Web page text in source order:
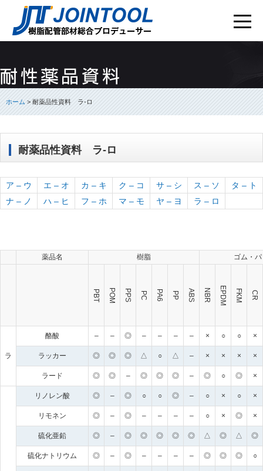
ホーム> 耐薬品性資料 ラ-ロ
耐薬品性資料 ラ-ロ
ア – ウ エ – オ カ – キ ク – コ サ – シ ス – ソ
タ – ト
ナ – ノ
ハ – ヒ フ – ホ マ – モ ヤ – ヨ ラ – ロ
薬品名 樹脂 ゴム・
PBT POM PPS PC PA6 PP ABS NBR EPDM FKM CR
ラ
酪酸 – – ◎ – – – – × ○ ○ ×
ラッカー ◎ ◎ ◎ △ ○ △ – × × × ×
ラード ◎ ◎ – ◎ ◎ ◎ – ◎ ○ ◎ ×
リノレン酸 ◎ – ◎ ○ ○ ◎ – ○ × ○ ×
リモネン ◎ – ◎ – – – – ○ × ◎ ×
硫化亜鉛 ◎ – ◎ ◎ ◎ ◎ ◎ △ ◎ △ ◎
硫化ナトリウム ◎ – ◎ – – – – ◎ ◎ ◎ ○